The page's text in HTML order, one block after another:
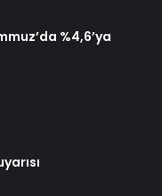
%4,6’ya